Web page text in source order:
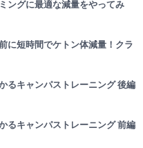
ングに最適な減量をやってみ
に短時間でケトン体減量！クラ
るキャンパストレーニング 後編
るキャンパストレーニング 前編